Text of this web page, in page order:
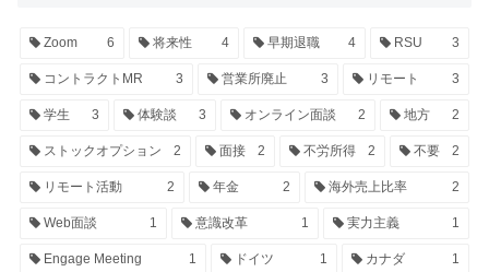
Zoom 6 将来性 4 早期退職 4 RSU 3
コントラクトMR 3 営業所廃止 3 リモート 3
学生 3 体験談 3 オンライン面談 2 地方 2
ストックオプション 2 面接 2 不労所得 2 不要 2
リモート活動 2 年金 2 海外売上比率 2
Web面談 1 意識改革 1 実力主義 1
Engage Meeting 1 ドイツ 1 カナダ 1